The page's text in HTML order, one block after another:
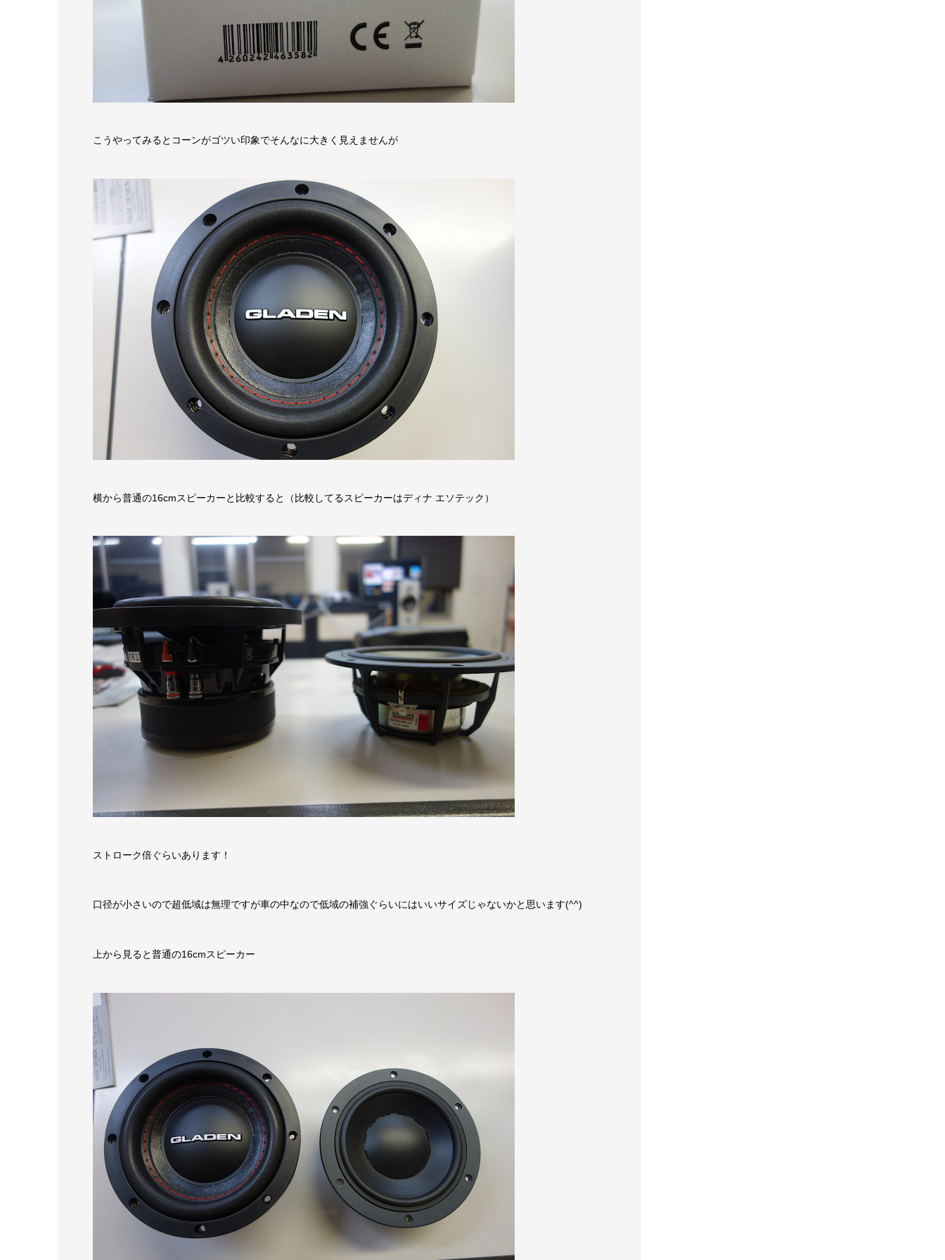
こうやってみるとコーンがゴツい印象でそんなに大きく見えませんが
横から普通の16cmスピーカーと比較すると（比較してるスピーカーはディナ エソテック）
ストローク倍ぐらいあります！
口径が小さいので超低域は無理ですが車の中なので低域の補強ぐらいにはいいサイズじゃないかと思います(^^)
上から見ると普通の16cmスピーカー